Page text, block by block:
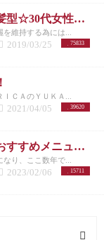
授乳期のママにもおすすめの髪型☆30代女性を若く見せるスタイル特集☆
維持する為には...
75833
2019/03/25
ＣＡのＹＵＫＡ...
39620
2021/04/05
メンズ美容室をお探しの方！おすすめメニューまとめ
り、ここ数年で...
15711
2023/02/06